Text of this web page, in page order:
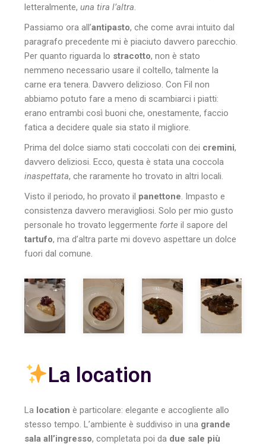
letteralmente,una tira l’altra.
Passiamo ora all’antipasto, che come avrai intuito dal
paragrafo precedente mi è piaciuto davvero parecchio.
Per quanto riguarda lo stracotto, non è stato
nemmeno necessario usare il coltello, talmente la
carne era tenera. Davvero delizioso. Con Fil non
abbiamo potuto fare a meno di scambiarci i piatti:
erano entrambi così buoni che, onestamente, faccio
fatica a decidere quale sia stato il migliore.
Prima del dolce siamo stati coccolati con dei cremini,
davvero deliziosi. Ecco, questa è stata una coccola
inaspettata, che raramente ho trovato in altri locali.
Visto il periodo, ho provato il panettone. Impasto e
consistenza davvero meravigliosi. Solo per mio gusto
personale ho trovato leggermente forte il sapore del
tartufo, ma d’altra parte mi dovevo aspettare un dolce
fuori dal comune.
La location
La location è particolare: elegante e accogliente allo
stesso tempo. L’ambiente è suddiviso in una grande
sala all’ingresso, completata poi da due sale più